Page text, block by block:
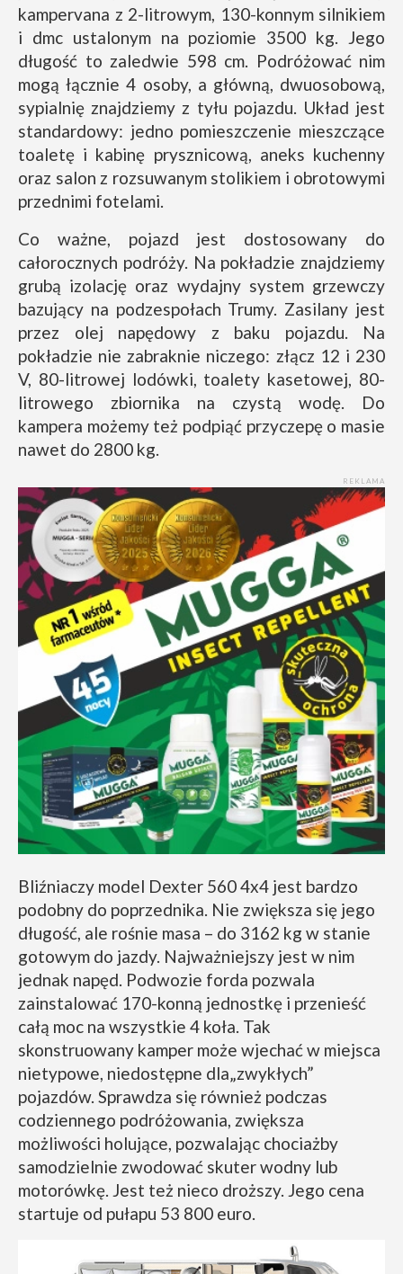
kampervana z 2-litrowym, 130-konnym silnikiem
i dmc ustalonym na poziomie 3500 kg. Jego
długość to zaledwie 598 cm. Podróżować nim
mogą łącznie 4 osoby, a główną, dwuosobową,
sypialnię znajdziemy z tyłu pojazdu. Układ jest
standardowy: jedno pomieszczenie mieszczące
toaletę i kabinę prysznicową, aneks kuchenny
oraz salon z rozsuwanym stolikiem i obrotowymi
przednimi fotelami.
Co ważne, pojazd jest dostosowany do
całorocznych podróży. Na pokładzie znajdziemy
grubą izolację oraz wydajny system grzewczy
bazujący na podzespołach Trumy. Zasilany jest
przez olej napędowy z baku pojazdu. Na
pokładzie nie zabraknie niczego: złącz 12 i 230
V, 80-litrowej lodówki, toalety kasetowej, 80-
litrowego zbiornika na czystą wodę. Do
kampera możemy też podpiąć przyczepę o masie
nawet do 2800 kg.
REKLAMA
Bliźniaczy model Dexter 560 4x4 jest bardzo
podobny do poprzednika. Nie zwiększa się jego
długość, ale rośnie masa – do 3162 kg w stanie
gotowym do jazdy. Najważniejszy jest w nim
jednak napęd. Podwozie forda pozwala
zainstalować 170-konną jednostkę i przenieść
całą moc na wszystkie 4 koła. Tak
skonstruowany kamper może wjechać w miejsca
nietypowe, niedostępne dla„zwykłych”
pojazdów. Sprawdza się również podczas
codziennego podróżowania, zwiększa
możliwości holujące, pozwalając chociażby
samodzielnie zwodować skuter wodny lub
motorówkę. Jest też nieco droższy. Jego cena
startuje od pułapu 53 800 euro.